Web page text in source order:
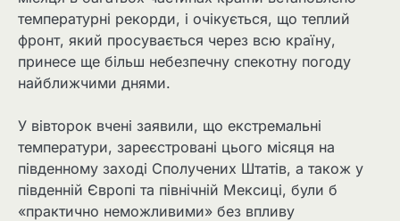
температурні рекорди, і очікується, що теплий
фронт, який просувається через всю країну,
принесе ще більш небезпечну спекотну погоду
найближчими днями.
У вівторок вчені заявили, що екстремальні
температури, зареєстровані цього місяця на
південному заході Сполучених Штатів, а також у
південній Європі та північній Мексиці, були б
«практично неможливими» без впливу